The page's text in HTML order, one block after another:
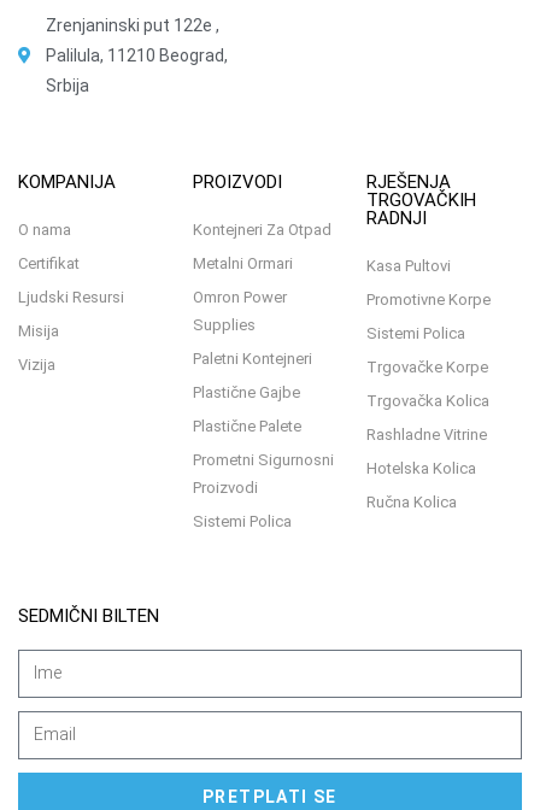
Zrenjaninski put 122e ,
Palilula, 11210 Beograd,
Srbija
KOMPANIJA
O nama
Certifikat
Ljudski Resursi
Misija
Vizija
PROIZVODI
Kontejneri Za Otpad
Metalni Ormari
Omron Power
Supplies
Paletni Kontejneri
Plastične Gajbe
Plastične Palete
Prometni Sigurnosni
Proizvodi
Sistemi Polica
RJEŠENJA
TRGOVAČKIH
RADNJI
Kasa Pultovi
Promotivne Korpe
Sistemi Polica
Trgovačke Korpe
Trgovačka Kolica
Rashladne Vitrine
Hotelska Kolica
Ručna Kolica
SEDMIČNI BILTEN
PRETPLATI SE